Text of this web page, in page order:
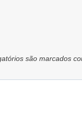
são marcados